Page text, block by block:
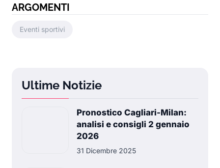
ARGOMENTI
Eventi sportivi
Ultime Notizie
Pronostico Cagliari-Milan:
analisi e consigli 2 gennaio
2026
31 Dicembre 2025